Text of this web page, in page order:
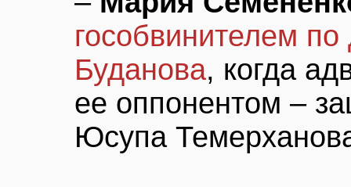
гособвинителем
Буданова, когда
ее оппонентом –
Юсупа